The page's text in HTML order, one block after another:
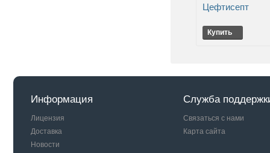
Цефтисепт
Купить
Информация
Лицензия
Доставка
Новости
Служба
Связаться с нами
Карта сайта